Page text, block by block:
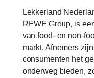
Lekkerland
REWE Group, is
van food- en non-
markt. Afnemers
consumenten het
onderweg bieden,